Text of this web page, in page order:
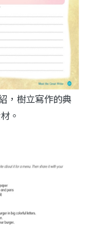
，樹立寫作的典
。